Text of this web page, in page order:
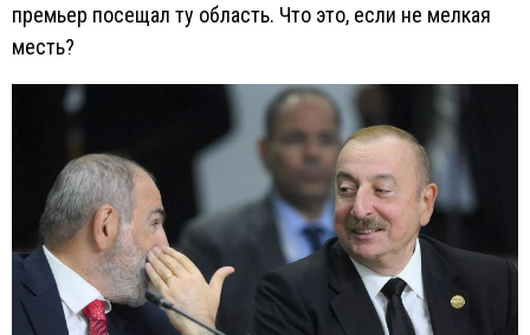
премьер посещал ту область. Что это, если не мелкая
месть?